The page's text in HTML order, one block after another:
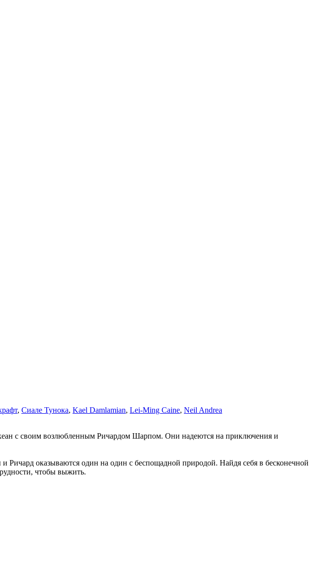
, Сиале Тунока, Kael Damlamian, Lei-Ming Caine, Neil Andrea
с своим возлюбленным Ричардом Шарпом. Они надеются на приключения и
Ричард оказываются один на один с беспощадной природой. Найдя себя в бесконечной
чтобы выжить.